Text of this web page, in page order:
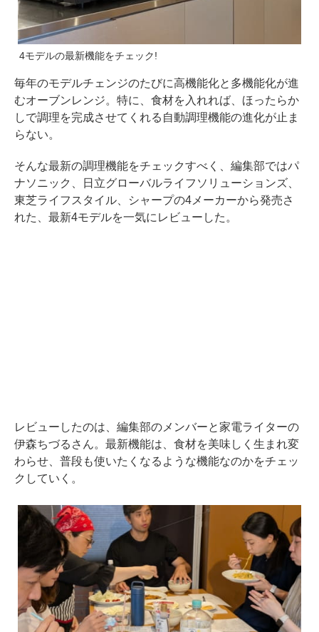
4モデルの最新機能をチェック!
毎年のモデルチェンジのたびに高機能化と多機能化が進
むオーブンレンジ。特に、食材を入れれば、ほったらか
しで調理を完成させてくれる自動調理機能の進化が止ま
らない。
そんな最新の調理機能をチェックすべく、編集部ではパ
ナソニック、日立グローバルライフソリューションズ、
東芝ライフスタイル、シャープの4メーカーから発売さ
れた、最新4モデルを一気にレビューした。
レビューしたのは、編集部のメンバーと家電ライターの
伊森ちづるさん。最新機能は、食材を美味しく生まれ変
わらせ、普段も使いたくなるような機能なのかをチェッ
クしていく。